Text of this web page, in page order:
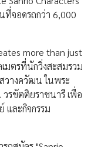
จอดรถกว่า 6,000
more than just
มตรที่นักวิ่งสะสมรวม
วางควัฒน ในพระ
รขัตติยราชนารี เพื่อ
และกิจกรรม